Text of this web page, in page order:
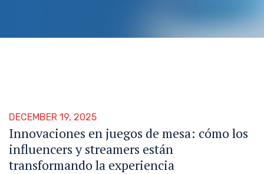
DECEMBER 19, 2025
Innovaciones en juegos de mesa: cómo los
influencers y streamers están
transformando la experiencia